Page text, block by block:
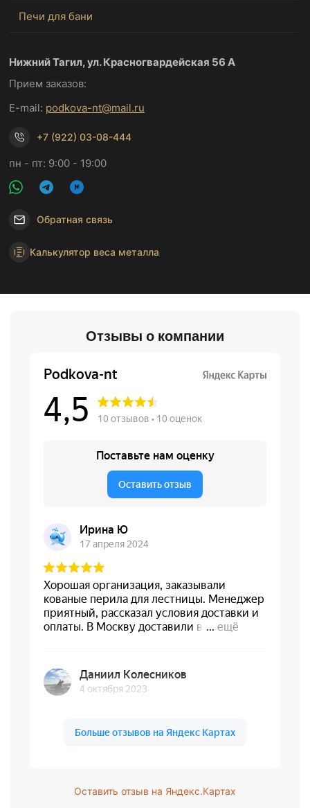
Печи для бани
Нижний Тагил, ул. Красногвардейская 56 А
Прием заказов:
E-mail: podkova-nt@mail.ru
+7 (922) 03-08-444
пн - пт: 9:00 - 19:00
Обратная связь
Калькулятор веса металла
Отзывы о компании
Оставить отзыв на Яндекс.Картах